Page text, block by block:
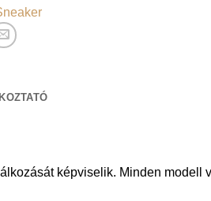
képviselik. Minden modell